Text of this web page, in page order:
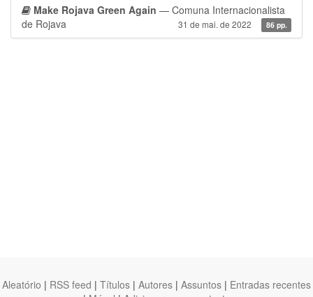
Make Rojava Green Again — Comuna Internacionalista
de Rojava
31 de mai. de 2022 86 pp.
Aleatório | RSS feed | Títulos | Autores | Assuntos | Entradas recentes